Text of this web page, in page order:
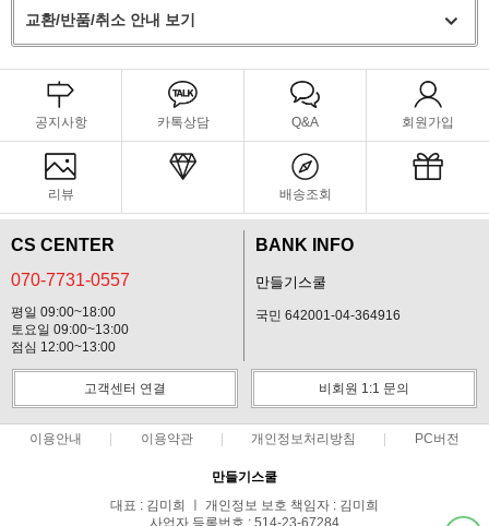
교환/반품/취소 안내 보기
공지사항 카톡상담 Q&A 회원가입
리뷰 배송조회
CS CENTER
070-7731-0557
평일 09:00~18:00
토요일 09:00~13:00
점심 12:00~13:00
BANK INFO
만들기스쿨
국민 642001-04-364916
고객센터 연결 비회원 1:1 문의
이용안내 이용약관 개인정보처리방침 PC버전
만들기스쿨
대표 : 김미희 ㅣ 개인정보 보호 책임자 : 김미희
사업자 등록번호 : 514-23-67284